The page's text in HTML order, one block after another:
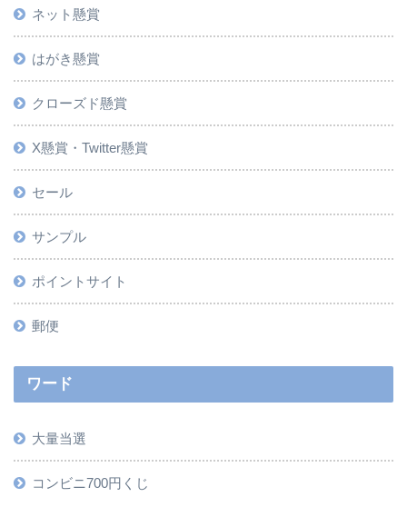
ネット懸賞
はがき懸賞
クローズド懸賞
X懸賞・Twitter懸賞
セール
サンプル
ポイントサイト
郵便
ワード
大量当選
コンビニ700円くじ